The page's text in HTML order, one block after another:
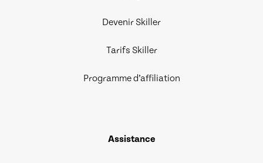
Devenir Skiller
Tarifs Skiller
Programme d’affiliation
Assistance